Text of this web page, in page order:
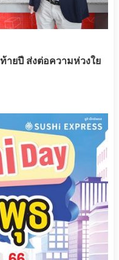
ายปี ส่งต่อความห่วงใย